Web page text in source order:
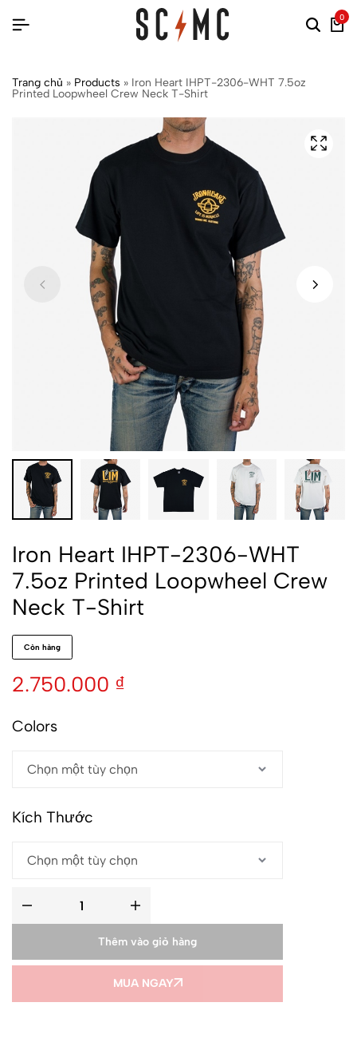
0
Trang chủ » Products » Iron Heart IHPT-2306-WHT 7.5oz
Printed Loopwheel Crew Neck T-Shirt
Iron Heart IHPT-2306-WHT
7.5oz Printed Loopwheel Crew
Neck T-Shirt
Còn hàng
2.750.000 ₫
Colors
Kích Thước
Thêm vào giỏ hàng
MUA NGAY